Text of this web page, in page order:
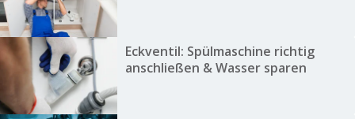
Eckventil: Spülmaschine richtig
anschließen & Wasser sparen